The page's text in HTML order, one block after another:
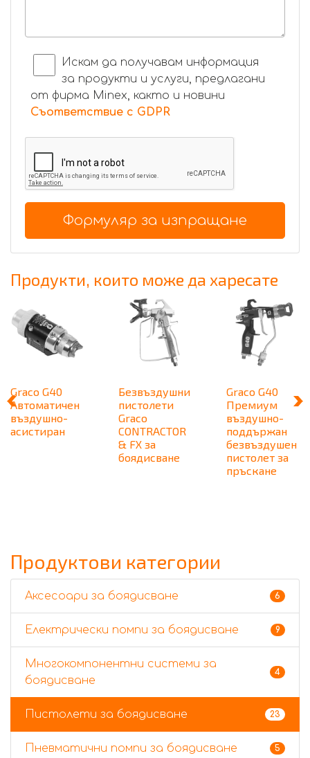
Искам да получавам информация
за продукти и услуги, предлагани
от фирма Minex, както и новини
Съответствие с GDPR
Формуляр за изпращане
Продукти, които може да харесате
Graco G40
Автоматичен
въздушно-
асистиран
Безвъздушни
пистолети
Graco
CONTRACTOR
& FX за
боядисване
Graco G40
Премиум
въздушно-
поддържан
безвъздушен
пистолет за
пръскане
Продуктови категории
Аксесоари за боядисване 6
Електрически помпи за боядисване 9
Многокомпонентни системи за
боядисване
4
Пистолети за боядисване 23
Пневматични помпи за боядисване 5